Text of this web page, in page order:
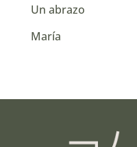
Un abrazo
María